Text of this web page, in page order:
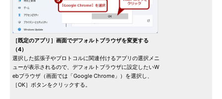
［既定のアプリ］画面でデフォルトブラウザを変更する
（4）
選択した拡張子やプロトコルに関連付けるアプリの選択メニ
ューが表示されるので、デフォルトブラウザに設定したいW
ebブラウザ（画面では「Google Chrome」）を選択し、
［OK］ボタンをクリックする。